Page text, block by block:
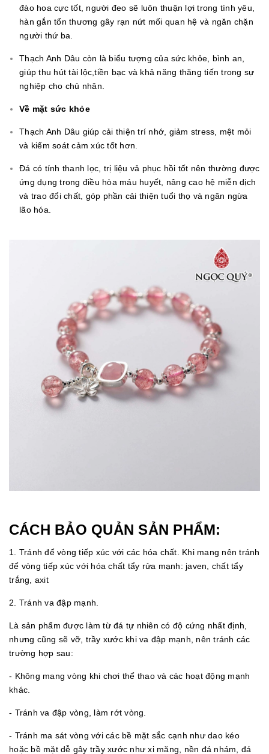
đào hoa cực tốt, người đeo sẽ luôn thuận lợi trong tình yêu,
hàn gắn tổn thương gây rạn nứt mối quan hệ và ngăn chặn
người thứ ba.
Thạch Anh Dâu còn là biểu tượng của sức khỏe, bình an,
giúp thu hút tài lộc,tiền bạc và khả năng thăng tiến trong sự
nghiệp cho chủ nhân.
Về mặt sức khỏe
Thạch Anh Dâu giúp cải thiện trí nhớ, giảm stress, mệt mỏi
và kiếm soát cảm xúc tốt hơn.
Đá có tính thanh lọc, trị liệu vả phục hồi tốt nên thường được
ứng dụng trong điều hòa máu huyết, nâng cao hệ miễn dịch
và trao đổi chất, góp phần cải thiện tuổi thọ và ngăn ngừa
lão hóa.
CÁCH BẢO QUẢN SẢN PHẨM:
1. Tránh để vòng tiếp xúc với các hóa chất. Khi mang nên tránh
để vòng tiếp xúc với hóa chất tẩy rửa mạnh: javen, chất tẩy
trắng, axit
2. Tránh va đập mạnh.
Là sản phẩm được làm từ đá tự nhiên có độ cứng nhất định,
nhưng cũng sẽ vỡ, trầy xước khi va đập mạnh, nên tránh các
trường hợp sau:
- Không mang vòng khi chơi thể thao và các hoạt động mạnh
khác.
- Tránh va đập vòng, làm rớt vòng.
- Tránh ma sát vòng với các bề mặt sắc cạnh như dao kéo
hoặc bề mặt dễ gây trầy xước như xi măng, nền đá nhám, đá